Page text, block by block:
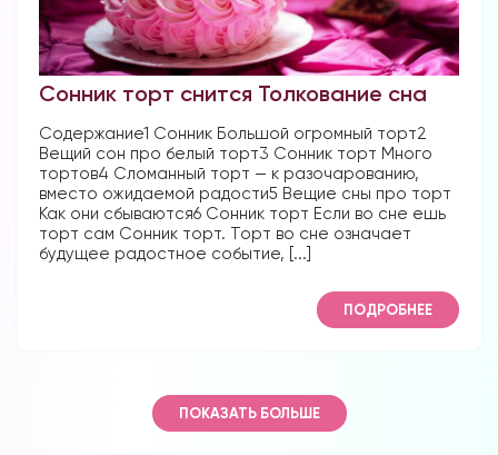
Сонник торт снится Толкование сна
Содержание1 Сонник Большой огромный торт2
Вещий сон про белый торт3 Сонник торт Много
тортов4 Сломанный торт — к разочарованию,
вместо ожидаемой радости5 Вещие сны про торт
Как они сбываются6 Сонник торт Если во сне ешь
торт сам Сонник торт. Торт во сне означает
будущее радостное событие, [...]
ПОДРОБНЕЕ
ПОКАЗАТЬ БОЛЬШЕ